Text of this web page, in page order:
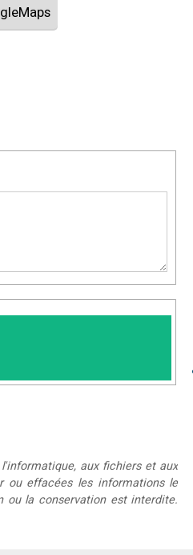
aux fichiers et aux
ou effacées les informations le
ou la conservation est interdite.